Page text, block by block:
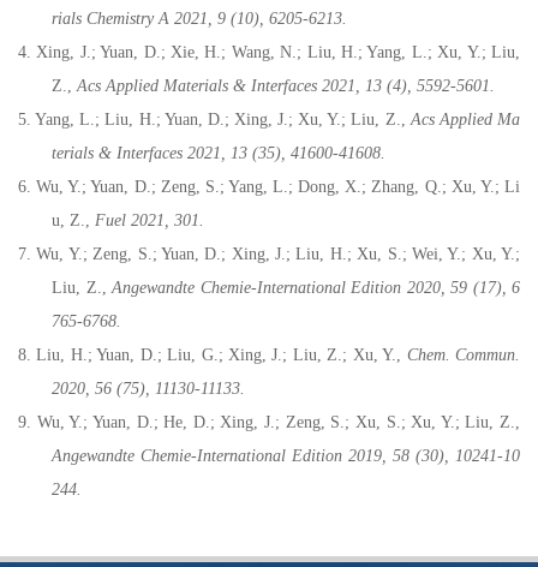
rials Chemistry A 2021, 9 (10), 6205-6213.
4. Xing, J.; Yuan, D.; Xie, H.; Wang, N.; Liu, H.; Yang, L.; Xu, Y.; Liu,
Z.,Acs Applied Materials & Interfaces 2021, 13 (4), 5592-5601.
5. Yang, L.; Liu, H.; Yuan, D.; Xing, J.; Xu, Y.; Liu, Z.,Acs Applied Ma
terials & Interfaces 2021, 13 (35), 41600-41608.
6. Wu, Y.; Yuan, D.; Zeng, S.; Yang, L.; Dong, X.; Zhang, Q.; Xu, Y.; Li
u, Z., Fuel 2021, 301.
7. Wu, Y.; Zeng, S.; Yuan, D.; Xing, J.; Liu, H.; Xu, S.; Wei, Y.; Xu, Y.;
Liu, Z.,Angewandte Chemie-International Edition 2020, 59 (17), 6
765-6768.
8. Liu, H.; Yuan, D.; Liu, G.; Xing, J.; Liu, Z.; Xu, Y., Chem. Commun.
2020, 56 (75), 11130-11133.
9. Wu, Y.; Yuan, D.; He, D.; Xing, J.; Zeng, S.; Xu, S.; Xu, Y.; Liu, Z.,
Angewandte Chemie-International Edition 2019, 58 (30), 10241-10
244.